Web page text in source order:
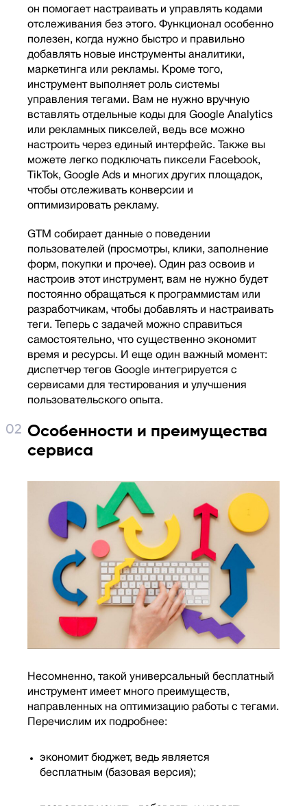
он помогает настраивать и управлять кодами
отслеживания без этого. Функционал особенно
полезен, когда нужно быстро и правильно
добавлять новые инструменты аналитики,
маркетинга или рекламы. Кроме того,
инструмент выполняет роль системы
управления тегами. Вам не нужно вручную
вставлять отдельные коды для Google Analytics
или рекламных пикселей, ведь все можно
настроить через единый интерфейс. Также вы
можете легко подключать пиксели Facebook,
TikTok, Google Ads и многих других площадок,
чтобы отслеживать конверсии и
оптимизировать рекламу.
GTM собирает данные о поведении
пользователей (просмотры, клики, заполнение
форм, покупки и прочее). Один раз освоив и
настроив этот инструмент, вам не нужно будет
постоянно обращаться к программистам или
разработчикам, чтобы добавлять и настраивать
теги. Теперь с задачей можно справиться
самостоятельно, что существенно экономит
время и ресурсы. И еще один важный момент:
диспетчер тегов Google интегрируется с
сервисами для тестирования и улучшения
пользовательского опыта.
Особенности и преимущества
сервиса
Несомненно, такой универсальный бесплатный
инструмент имеет много преимуществ,
направленных на оптимизацию работы с тегами.
Перечислим их подробнее:
экономит бюджет, ведь является
бесплатным (базовая версия);